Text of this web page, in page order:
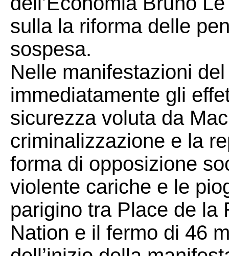
sulla la riforma delle
sospesa.
Nelle manifestazioni
immediatamente gli
sicurezza voluta da
criminalizzazione e la
forma di opposizione
violente cariche e le
parigino tra Place de la
Nation e il fermo di 46